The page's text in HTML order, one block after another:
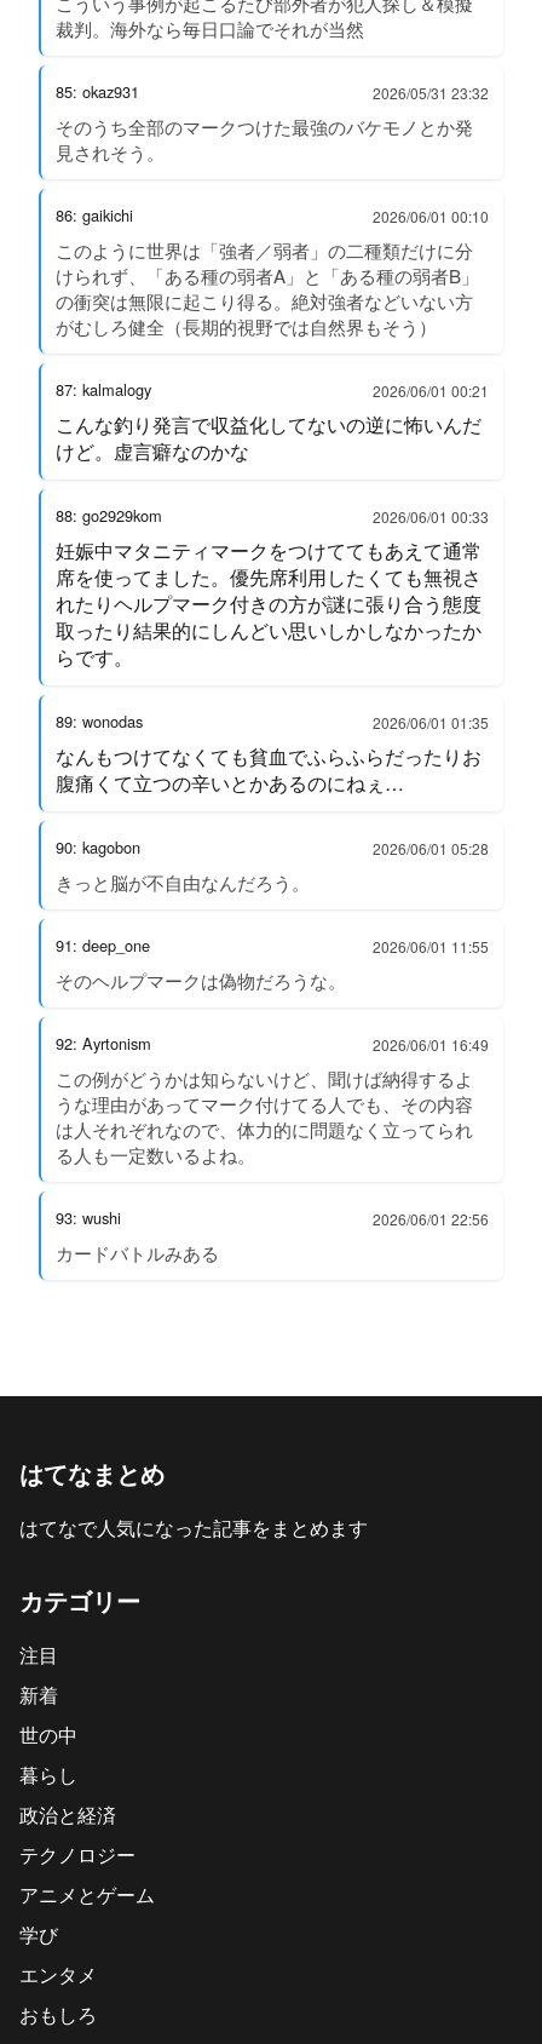
裁判。海外なら毎日口論でそれが当然
85: okaz931 2026/05/31 23:32
そのうち全部のマークつけた最強のバケモノとか発
見されそう。
86: gaikichi 2026/06/01 00:10
このように世界は「強者／弱者」の二種類だけに分
けられず、「ある種の弱者A」と「ある種の弱者B」
の衝突は無限に起こり得る。絶対強者などいない方
がむしろ健全（長期的視野では自然界もそう）
87: kalmalogy 2026/06/01 00:21
こんな釣り発言で収益化してないの逆に怖いんだ
けど。虚言癖なのかな
88: go2929kom 2026/06/01 00:33
妊娠中マタニティマークをつけててもあえて通常
席を使ってました。優先席利用したくても無視さ
れたりヘルプマーク付きの方が謎に張り合う態度
取ったり結果的にしんどい思いしかしなかったか
らです。
89: wonodas 2026/06/01 01:35
なんもつけてなくても貧血でふらふらだったりお
腹痛くて立つの辛いとかあるのにねぇ…
90: kagobon 2026/06/01 05:28
きっと脳が不自由なんだろう。
91: deep_one 2026/06/01 11:55
そのヘルプマークは偽物だろうな。
92: Ayrtonism 2026/06/01 16:49
この例がどうかは知らないけど、聞けば納得するよ
うな理由があってマーク付けてる人でも、その内容
は人それぞれなので、体力的に問題なく立ってられ
る人も一定数いるよね。
93: wushi 2026/06/01 22:56
カードバトルみある
はてなまとめ
はてなで人気になった記事をまとめます
カテゴリー
注目
新着
世の中
暮らし
政治と経済
テクノロジー
アニメとゲーム
学び
エンタメ
おもしろ